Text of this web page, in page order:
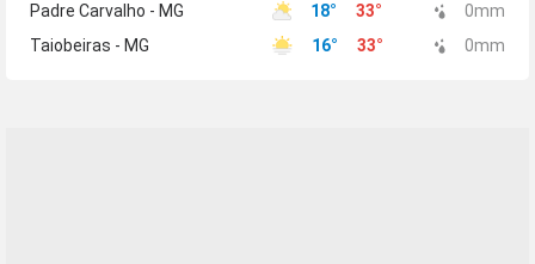
Padre Carvalho - MG
18° 33° 0mm
Taiobeiras - MG
16° 33° 0mm